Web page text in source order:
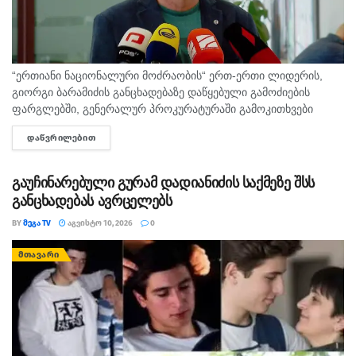
“ერთიანი ნაციონალური მოძრაობის“ ერთ-ერთი ლიდერის,
გიორგი ბარამიძის განცხადებაზე დაწყებული გამოძიების
ფარგლებში, გენერალურ პროკურატურაში გამოკითხვები
გრძელდება. ამჟამად პროკურატურაში გამოკითხვაზე
ვეტერანების საქმეთა სახელმწიფო სამსახურის
აფხაზეთის ომის დროს, შეიარაღებული...
ᲓᲐᲬᲕᲠᲘᲚᲔᲑᲘᲗ
გაუჩინარებული გურამ დადიანიძის საქმეზე შსს
განცხადებას ავრცელებს
BYᲛᲔᲒᲐ TV ᲐᲒᲕᲘᲡᲢᲝ 10, 2026 0
ᲛᲗᲐᲕᲐᲠᲘ